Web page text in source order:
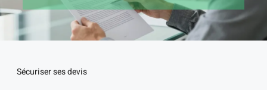
Sécuriser ses devis